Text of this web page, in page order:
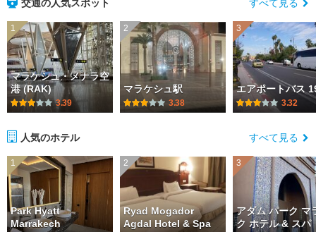
交通の人気スポット すべて見る
1
マラケシュ・メナラ空
港 (RAK)
3.39
2
マラケシュ駅
3.38
3
エアポートバス
3.32
人気のホテル すべて見る
1
Park Hyatt
Marrakech
2
Ryad Mogador
Agdal Hotel & Spa
3
アダム パーク マ
ク ホテル & スパ